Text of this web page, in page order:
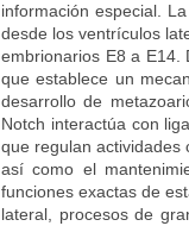
información especial.
desde los ventrículos
embrionarios E8 a E14.
que establece un
desarrollo de
Notch interactúa con
que regulan actividades
así como el
funciones exactas de
lateral, procesos de